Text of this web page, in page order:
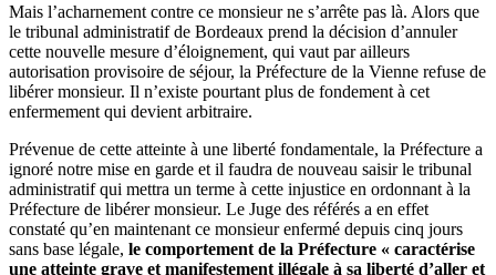
Mais l’acharnement contre ce monsieur ne s’arrête pas là. Alors que
le tribunal administratif de Bordeaux prend la décision d’annuler
cette nouvelle mesure d’éloignement, qui vaut par ailleurs
autorisation provisoire de séjour, la Préfecture de la Vienne refuse de
libérer monsieur. Il n’existe pourtant plus de fondement à cet
enfermement qui devient arbitraire.
Prévenue de cette atteinte à une liberté fondamentale, la Préfecture a
ignoré notre mise en garde et il faudra de nouveau saisir le tribunal
administratif qui mettra un terme à cette injustice en ordonnant à la
Préfecture de libérer monsieur. Le Juge des référés a en effet
constaté qu’en maintenant ce monsieur enfermé depuis cinq jours
sans base légale, le comportement de la Préfecture « caractérise
une atteinte grave et manifestement illégale à sa liberté d’aller et